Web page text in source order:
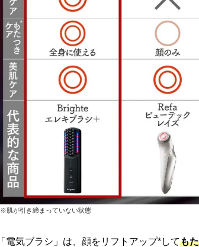
※肌が引き締まっていない状態
「電気ブラシ」は、顔をリフトアップ*しても